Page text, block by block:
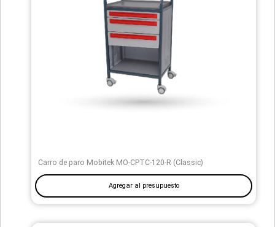
Carro de paro Mobitek MO-CPTC-120-R (Classic)
Agregar al presupuesto